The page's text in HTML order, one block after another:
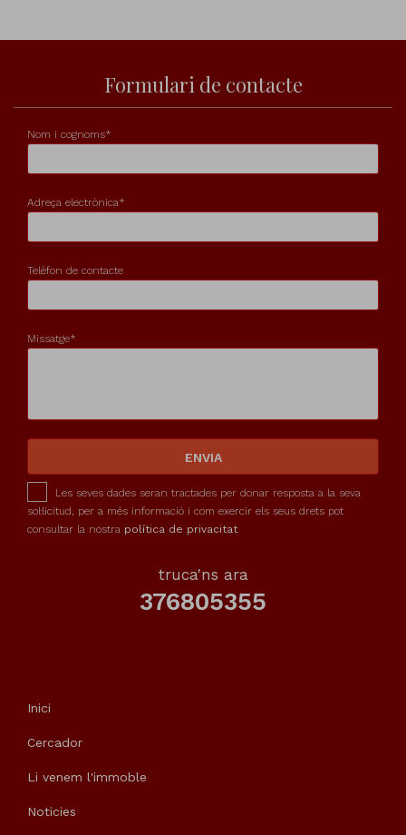
Formulari de contacte
Nom i cognoms*
Adreça electrònica*
Telèfon de contacte
Missatge*
ENVIA
Les seves dades seran tractades per donar resposta a la seva
sol·licitud, per a més informació i com exercir els seus drets pot
consultar la nostra política de privacitat
truca'ns ara
376805355
Inici
Cercador
Li venem l'immoble
Noticies